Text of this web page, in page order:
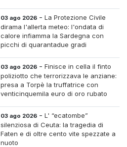
03 ago 2026 -La Protezione Civile
dirama l'allerta meteo: l'ondata di
calore infiamma la Sardegna con
picchi di quarantadue gradi
03 ago 2026 -Finisce in cella il finto
poliziotto che terrorizzava le anziane:
presa a Torpè la truffatrice con
venticinquemila euro di oro rubato
03 ago 2026 -L' “ecatombe”
silenziosa di Ceuta: la tragedia di
Faten e di oltre cento vite spezzate a
nuoto